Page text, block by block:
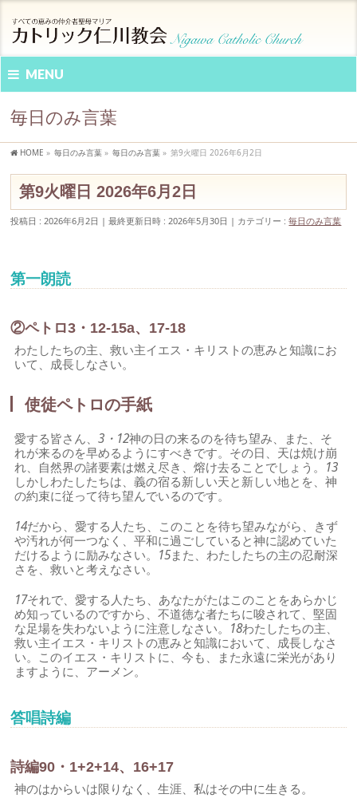
MENU
毎日のみ言葉
HOME » 毎日のみ言葉 » 毎日のみ言葉 » 第9火曜日 2026年6月2日
第9火曜日 2026年6月2日
投稿日 : 2026年6月2日 最終更新日時 : 2026年5月30日 カテゴリー :毎日のみ言葉
第一朗読
②ペトロ3・12-15a、17-18
わたしたちの主、救い主イエス・キリストの恵みと知識にお
いて、成長しなさい。
使徒ペトロの手紙
愛する皆さん、3・12神の日の来るのを待ち望み、また、そ
れが来るのを早めるようにすべきです。その日、天は焼け崩
れ、自然界の諸要素は燃え尽き、熔け去ることでしょう。 13
しかしわたしたちは、義の宿る新しい天と新しい地とを、神
の約束に従って待ち望んでいるのです。
14だから、愛する人たち、このことを待ち望みながら、きず
や汚れが何一つなく、平和に過ごしていると神に認めていた
だけるように励みなさい。 15また、わたしたちの主の忍耐深
さを、救いと考えなさい。
17それで、愛する人たち、あなたがたはこのことをあらかじ
め知っているのですから、不道徳な者たちに唆されて、堅固
な足場を失わないように注意しなさい。 18わたしたちの主、
救い主イエス・キリストの恵みと知識において、成長しなさ
い。このイエス・キリストに、今も、また永遠に栄光があり
ますように、アーメン。
答唱詩編
詩編90・1+2+14、16+17
神のはからいは限りなく、生涯、私はその中に生きる。